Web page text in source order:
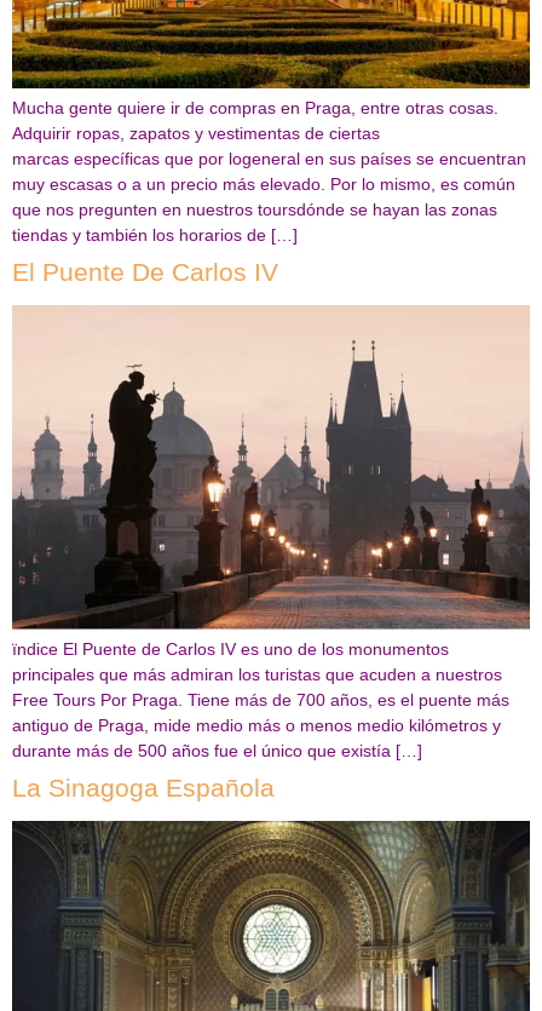
Mucha gente quiere ir de compras en Praga, entre otras cosas.
Adquirir ropas, zapatos y vestimentas de ciertas
marcas específicas que por logeneral en sus países se encuentran
muy escasas o a un precio más elevado. Por lo mismo, es común
que nos pregunten en nuestros toursdónde se hayan las zonas
tiendas y también los horarios de […]
El Puente De Carlos IV
ïndice El Puente de Carlos IV es uno de los monumentos
principales que más admiran los turistas que acuden a nuestros
Free Tours Por Praga. Tiene más de 700 años, es el puente más
antiguo de Praga, mide medio más o menos medio kilómetros y
durante más de 500 años fue el único que existía […]
La Sinagoga Española